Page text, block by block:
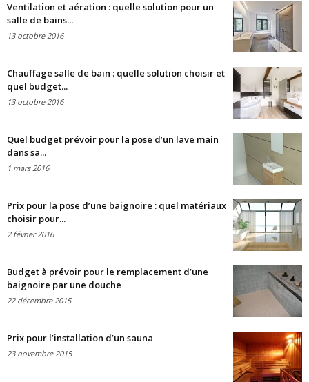
Ventilation et aération : quelle solution pour un
salle de bains...
13 octobre 2016
Chauffage salle de bain : quelle solution choisir et
quel budget...
13 octobre 2016
Quel budget prévoir pour la pose d’un lave main
dans sa...
1 mars 2016
Prix pour la pose d’une baignoire : quel matériaux
choisir pour...
2 février 2016
Budget à prévoir pour le remplacement d’une
baignoire par une douche
22 décembre 2015
Prix pour l’installation d’un sauna
23 novembre 2015